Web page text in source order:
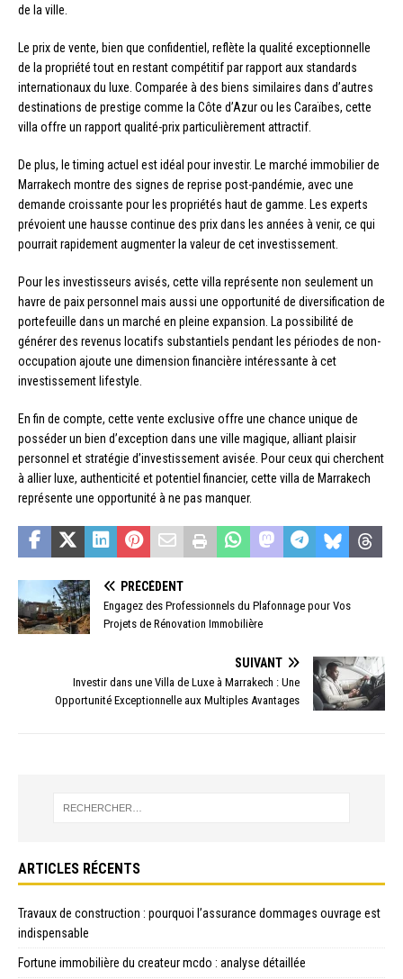
de la ville.
Le prix de vente, bien que confidentiel, reflète la qualité exceptionnelle
de la propriété tout en restant compétitif par rapport aux standards
internationaux du luxe. Comparée à des biens similaires dans d’autres
destinations de prestige comme la Côte d’Azur ou les Caraïbes, cette
villa offre un rapport qualité-prix particulièrement attractif.
De plus, le timing actuel est idéal pour investir. Le marché immobilier de
Marrakech montre des signes de reprise post-pandémie, avec une
demande croissante pour les propriétés haut de gamme. Les experts
prévoient une hausse continue des prix dans les années à venir, ce qui
pourrait rapidement augmenter la valeur de cet investissement.
Pour les investisseurs avisés, cette villa représente non seulement un
havre de paix personnel mais aussi une opportunité de diversification de
portefeuille dans un marché en pleine expansion. La possibilité de
générer des revenus locatifs substantiels pendant les périodes de non-
occupation ajoute une dimension financière intéressante à cet
investissement lifestyle.
En fin de compte, cette vente exclusive offre une chance unique de
posséder un bien d’exception dans une ville magique, alliant plaisir
personnel et stratégie d’investissement avisée. Pour ceux qui cherchent
à allier luxe, authenticité et potentiel financier, cette villa de Marrakech
représente une opportunité à ne pas manquer.
PRÉCÉDENT
Engagez des Professionnels du Plafonnage pour Vos
Projets de Rénovation Immobilière
SUIVANT
Investir dans une Villa de Luxe à Marrakech : Une
Opportunité Exceptionnelle aux Multiples Avantages
ARTICLES RÉCENTS
Travaux de construction : pourquoi l’assurance dommages ouvrage est
indispensable
Fortune immobilière du createur mcdo : analyse détaillée